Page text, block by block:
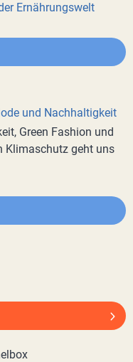
Ernährungswelt
und Nachhaltigkeit
Green Fashion und
Klimaschutz geht uns